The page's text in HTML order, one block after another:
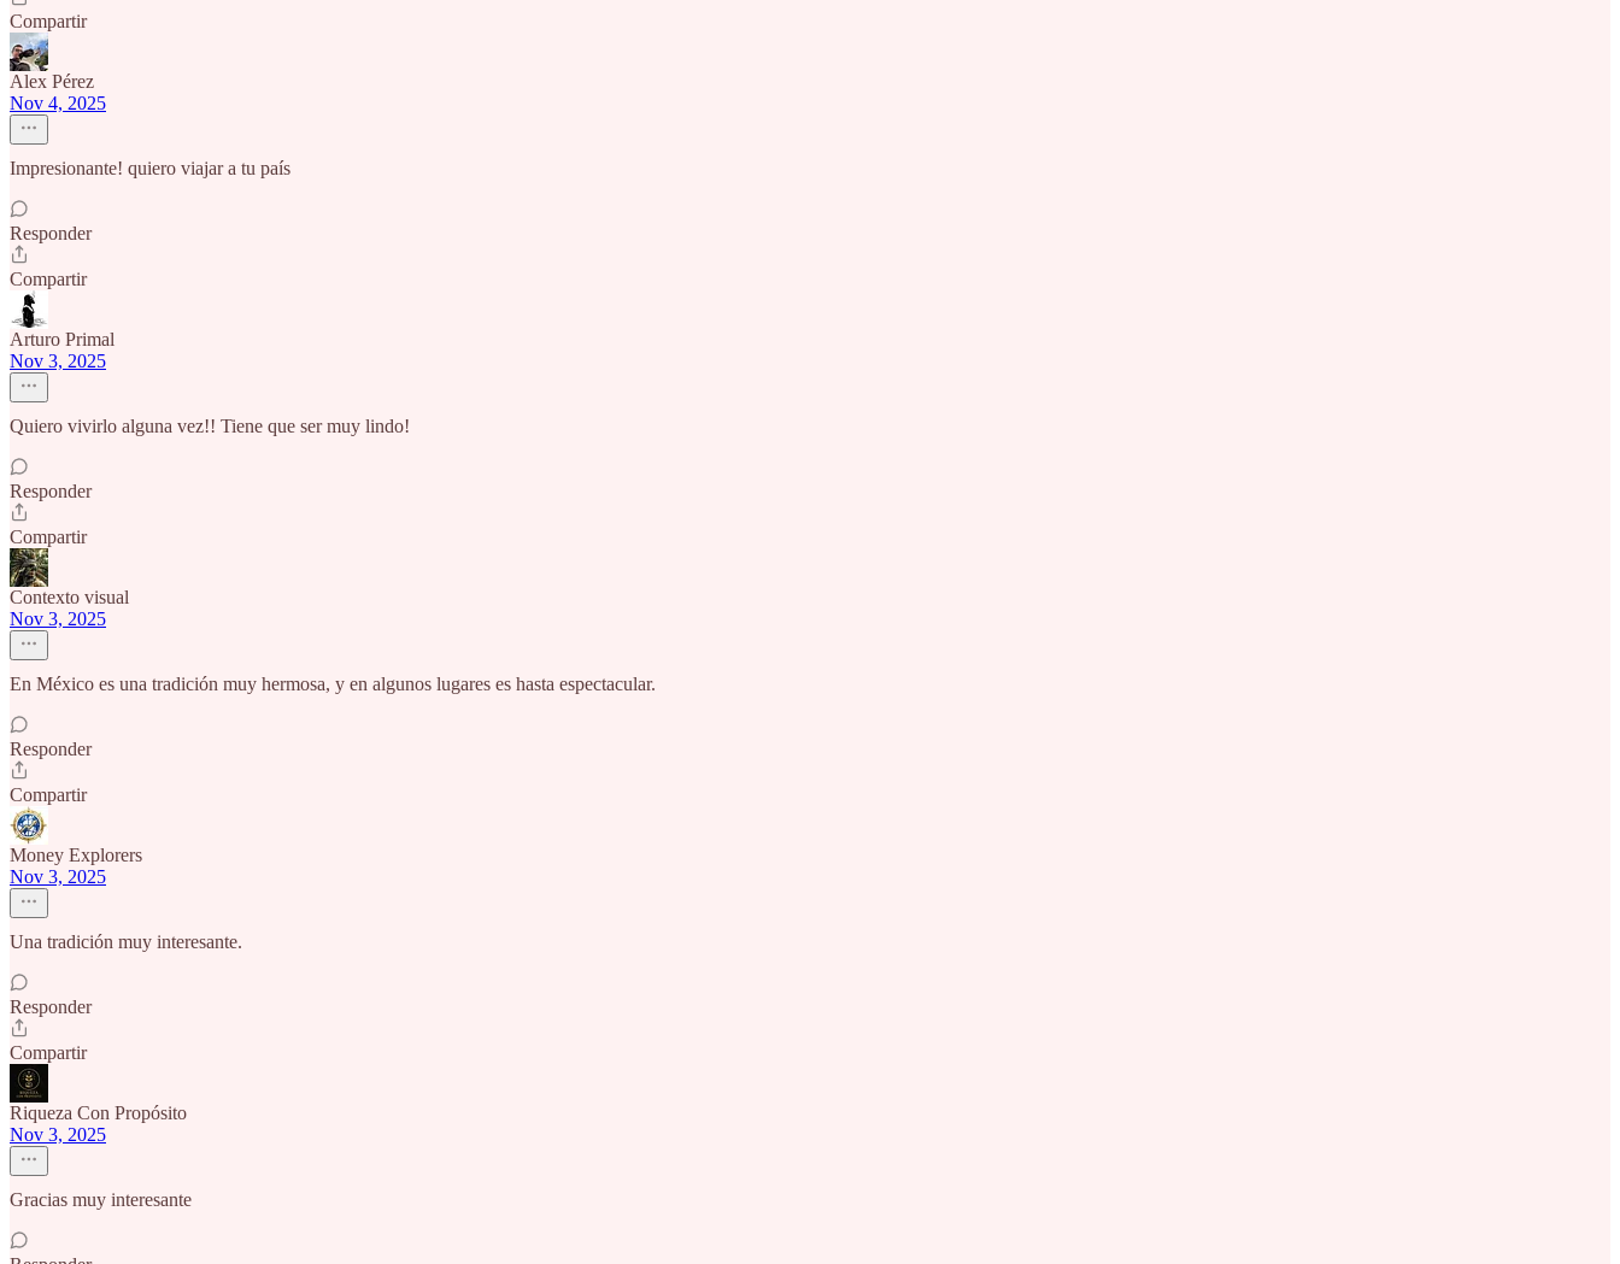
Compartir
Alex Pérez
Nov 4, 2025
Impresionante! quiero viajar a tu país
Responder
Compartir
Arturo Primal
Nov 3, 2025
Quiero vivirlo alguna vez!! Tiene que ser muy lindo!
Responder
Compartir
Contexto visual
Nov 3, 2025
En México es una tradición muy hermosa, y en algunos lugares es hasta espectacular.
Responder
Compartir
Money Explorers
Nov 3, 2025
Una tradición muy interesante.
Responder
Compartir
Riqueza Con Propósito
Nov 3, 2025
Gracias muy interesante